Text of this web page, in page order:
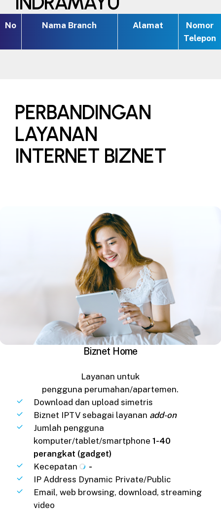
No Nama Branch Alamat
Nomor
Telepon
PERBANDINGAN
LAYANAN
INTERNET BIZNET
Biznet Home
Layanan untuk
pengguna perumahan/apartemen.
Download dan upload simetris
Biznet IPTV sebagai layanan add-on
Jumlah pengguna
komputer/tablet/smartphone1-40
perangkat (gadget)
Kecepatan
-
IP Address Dynamic Private/Public
Email, web browsing, download, streaming
video